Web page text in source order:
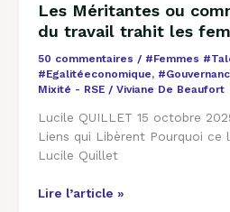
Les Méritantes ou
du travail trahit les
50 commentaires / #Femmes
#Egalitéeconomique,
Mixité - RSE/ Viviane De Beaufort
Lucile QUILLET 15 octobre
Liens qui Libèrent Pourquoi ce
Lucile Quillet
Lire l’article »